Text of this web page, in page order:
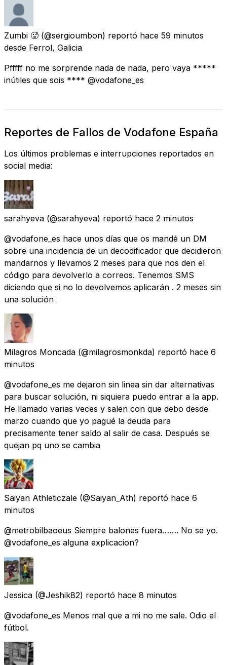
Zumbi 🥵 (@sergioumbon) reportó hace 59 minutos
desde Ferrol, Galicia
Pfffff no me sorprende nada de nada, pero vaya *****
inútiles que sois **** @vodafone_es
Reportes de Fallos de Vodafone España
Los últimos problemas e interrupciones reportados en
social media:
sarahyeva (@sarahyeva) reportó hace 2 minutos
@vodafone_es hace unos días que os mandé un DM
sobre una incidencia de un decodificador que decidieron
mandarnos y llevamos 2 meses para que nos den el
código para devolverlo a correos. Tenemos SMS
diciendo que si no lo devolvemos aplicarán . 2 meses sin
una solución
Milagros Moncada (@milagrosmonkda) reportó hace 6
minutos
@vodafone_es me dejaron sin linea sin dar alternativas
para buscar solución, ni siquiera puedo entrar a la app.
He llamado varias veces y salen con que debo desde
marzo cuando que yo pagué la deuda para
precisamente tener saldo al salir de casa. Después se
quejan pq uno se cambia
Saiyan Athleticzale (@Saiyan_Ath) reportó hace 6
minutos
@metrobilbaoeus Siempre balones fuera……. No se yo.
@vodafone_es alguna explicacion?
Jessica (@Jeshik82) reportó hace 8 minutos
@vodafone_es Menos mal que a mi no me sale. Odio el
fútbol.